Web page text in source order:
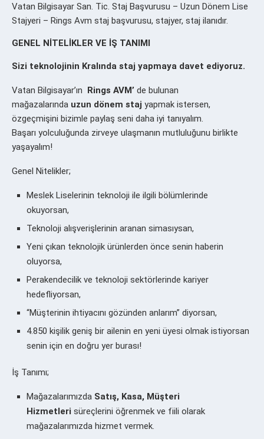
Vatan Bilgisayar San. Tic. Staj Başvurusu – Uzun Dönem Lise
Stajyeri – Rings Avm staj başvurusu, stajyer, staj ilanıdır.
GENEL NİTELİKLER VE İŞ TANIMI
Sizi teknolojinin Kralında staj yapmaya davet ediyoruz.
Vatan Bilgisayar’ın Rings AVM’ de bulunan
mağazalarında uzun dönem staj yapmak istersen,
özgeçmişini bizimle paylaş seni daha iyi tanıyalım.
Başarı yolculuğunda zirveye ulaşmanın mutluluğunu birlikte
yaşayalım!
Genel Nitelikler;
Meslek Liselerinin teknoloji ile ilgili bölümlerinde
okuyorsan,
Teknoloji alışverişlerinin aranan simasıysan,
Yeni çıkan teknolojik ürünlerden önce senin haberin
oluyorsa,
Perakendecilik ve teknoloji sektörlerinde kariyer
hedefliyorsan,
“Müşterinin ihtiyacını gözünden anlarım” diyorsan,
4.850 kişilik geniş bir ailenin en yeni üyesi olmak istiyorsan
senin için en doğru yer burası!
İş Tanımı;
Mağazalarımızda Satış, Kasa, Müşteri
Hizmetleri süreçlerini öğrenmek ve fiili olarak
mağazalarımızda hizmet vermek.